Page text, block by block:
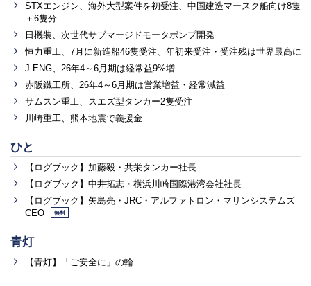
STXエンジン、海外大型案件を初受注、中国建造マースク船向け8隻
＋6隻分
日機装、次世代サブマージドモータポンプ開発
恒力重工、7月に新造船46隻受注、年初来受注・受注残は世界最高に
J-ENG、26年4～6月期は経常益9%増
赤阪鐵工所、26年4～6月期は営業増益・経常減益
サムスン重工、スエズ型タンカー2隻受注
川崎重工、熊本地震で義援金
ひと
【ログブック】加藤毅・共栄タンカー社長
【ログブック】中井拓志・横浜川崎国際港湾会社社長
【ログブック】矢島亮・JRC・アルファトロン・マリンシステムズ
CEO
無料
青灯
【青灯】「ご安全に」の輪